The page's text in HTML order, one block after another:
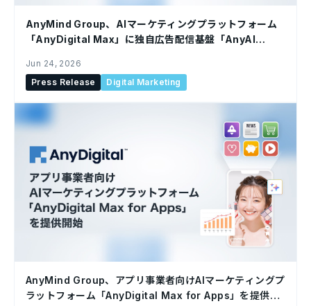
Press Release Digital Marketing
Jun 24, 2026
AnyMind Group、AIマーケティングプラットフォーム
「AnyDigital Max」に独自広告配信基盤「AnyAI
AnyMind Group、アプリ事業者向けAIマーケティングプ
ラットフォーム「AnyDigital Max for Apps」を提供開